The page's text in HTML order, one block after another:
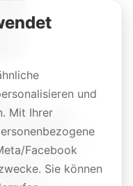
und
Mit Ihrer
Facebook
Sie können